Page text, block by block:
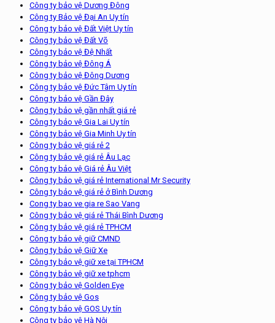
Công ty bảo vệ Dương Đông
Công ty Bảo vệ Đại An Uy tín
Công ty bảo vệ Đất Việt Uy tín
Công ty bảo vệ Đất Võ
Công ty bảo vệ Đệ Nhất
Công ty bảo vệ Đông Á
Công ty bảo vệ Đông Dương
Công ty bảo vệ Đức Tâm Uy tín
Công ty bảo vệ Gần Đây
Công ty bảo vệ gần nhất giá rẻ
Công ty bảo vệ Gia Lai Uy tín
Công ty bảo vệ Gia Minh Uy tín
Công ty bảo vệ giá rẻ 2
Công ty bảo vệ giá rẻ Âu Lạc
Công ty bảo vệ Giá rẻ Âu Việt
Công ty bảo vệ giá rẻ International Mr Security
Công ty bảo vệ giá rẻ ở Bình Dương
Cong ty bao ve gia re Sao Vang
Công ty bảo vệ giá rẻ Thái Bình Dương
Công ty bảo vệ giá rẻ TPHCM
Công ty bảo vệ giữ CMND
Công ty bảo vệ Giữ Xe
Công ty bảo vệ giữ xe tại TPHCM
Công ty bảo vệ giữ xe tphcm
Công ty bảo vệ Golden Eye
Công ty bảo vệ Gos
Công ty bảo vệ GOS Uy tín
Công ty bảo vệ Hà Nội